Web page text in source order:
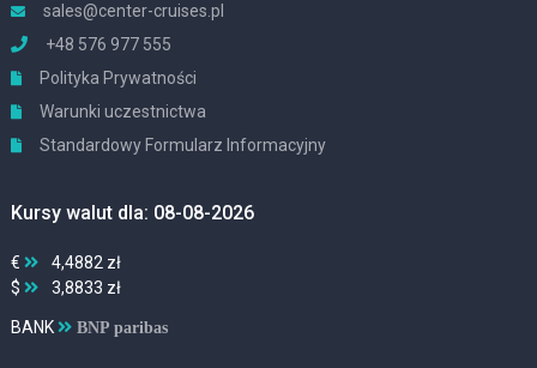
sales@center-cruises.pl
+48 576 977 555
Polityka Prywatności
Warunki uczestnictwa
Standardowy Formularz Informacyjny
Kursy walut dla: 08-08-2026
€
4,4882 zł
$
3,8833 zł
BANK BNP paribas